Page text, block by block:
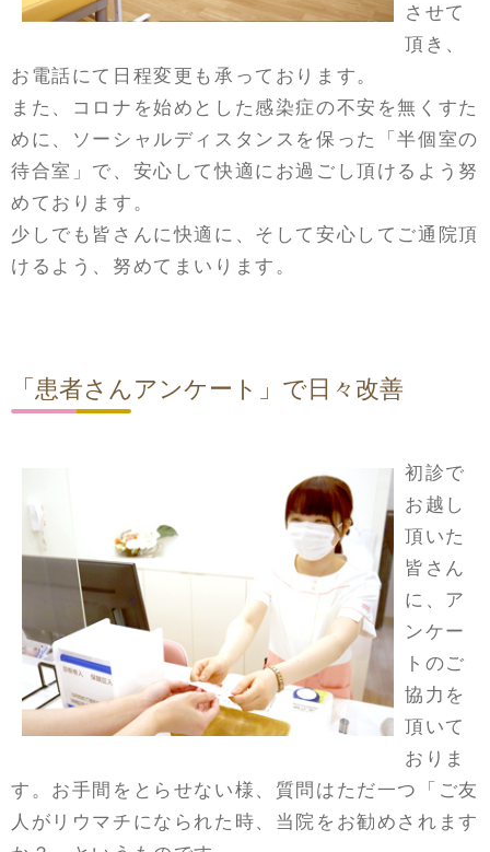
させて
頂き、
お電話にて日程変更も承っております。
また、コロナを始めとした感染症の不安を無くすた
めに、ソーシャルディスタンスを保った「半個室の
待合室」で、安心して快適にお過ごし頂けるよう努
めております。
少しでも皆さんに快適に、そして安心してご通院頂
けるよう、努めてまいります。
「患者さんアンケート」で日々改善
初診で
お越し
頂いた
皆さん
に、ア
ンケー
トのご
協力を
頂いて
おりま
す。お手間をとらせない様、質問はただ一つ「ご友
人がリウマチになられた時、当院をお勧めされます